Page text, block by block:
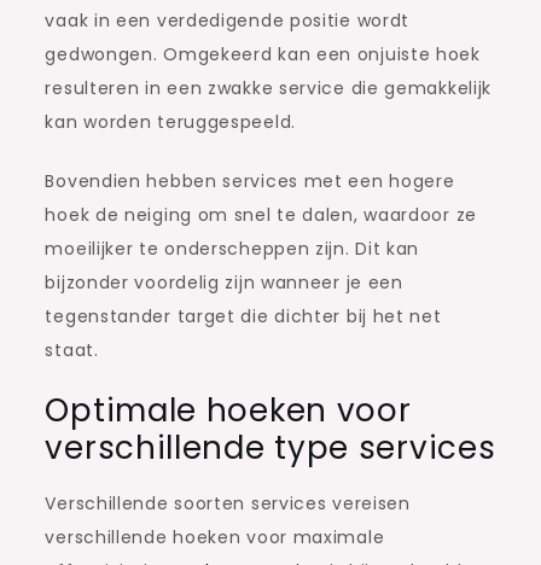
vaak in een verdedigende positie wordt
gedwongen. Omgekeerd kan een onjuiste hoek
resulteren in een zwakke service die gemakkelijk
kan worden teruggespeeld.
Bovendien hebben services met een hogere
hoek de neiging om snel te dalen, waardoor ze
moeilijker te onderscheppen zijn. Dit kan
bijzonder voordelig zijn wanneer je een
tegenstander target die dichter bij het net
staat.
Optimale hoeken voor
verschillende type services
Verschillende soorten services vereisen
verschillende hoeken voor maximale